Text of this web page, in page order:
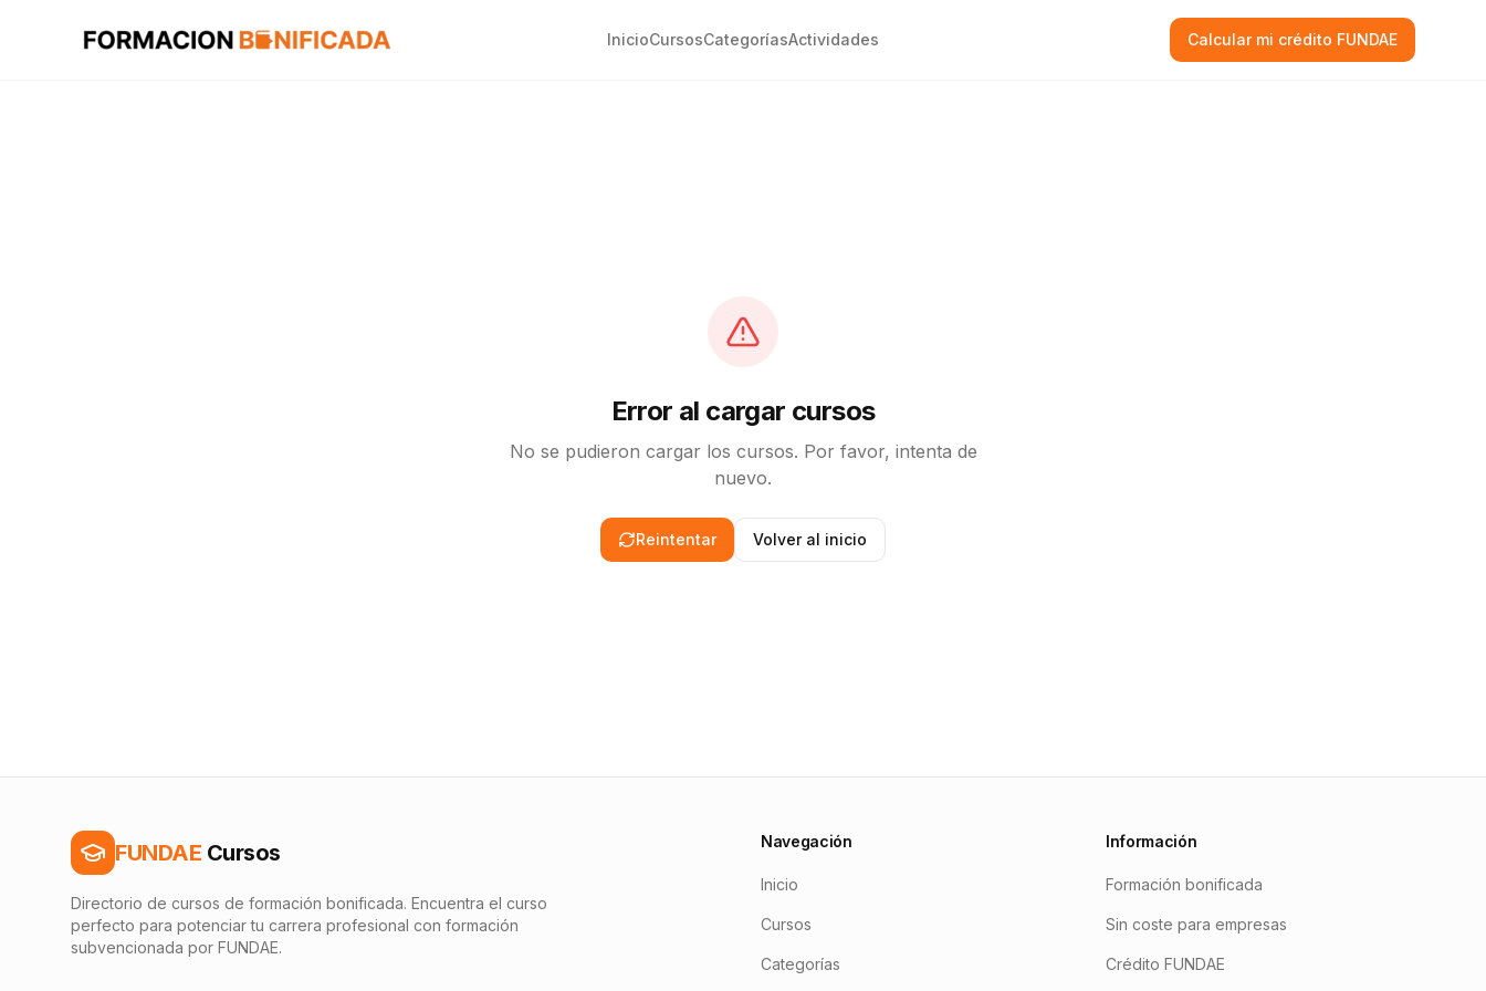
InicioCursosCategoríasActividades Calcular mi crédito FUNDAE
Error al cargar cursos
No se pudieron cargar los cursos. Por favor, intenta de
nuevo.
Reintentar Volver al inicio
FUNDAE Cursos
Directorio de cursos de formación bonificada. Encuentra el curso
perfecto para potenciar tu carrera profesional con formación
subvencionada por FUNDAE.
Navegación
Inicio
Cursos
Categorías
Información
Formación bonificada
Sin coste para empresas
Crédito FUNDAE